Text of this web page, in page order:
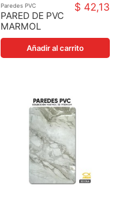
Paredes PVC
PARED DE PVC
MARMOL
LAMINADO
122X244X3MM
$ 42,13
Añadir al carrito